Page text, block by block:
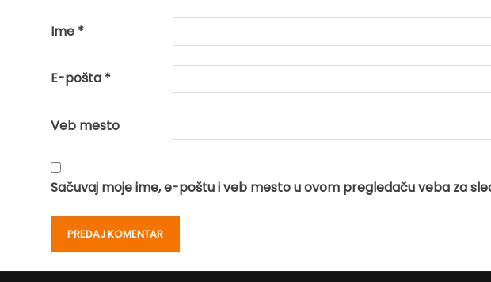
Ime *
E-pošta *
Veb mesto
Sačuvaj moje ime, e-poštu i veb mesto u ovom pregledaču veba za